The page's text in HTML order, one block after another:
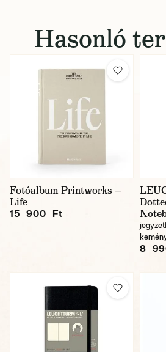
Hasonló
Fotóalbum Printworks —
Life
15 900 Ft
8